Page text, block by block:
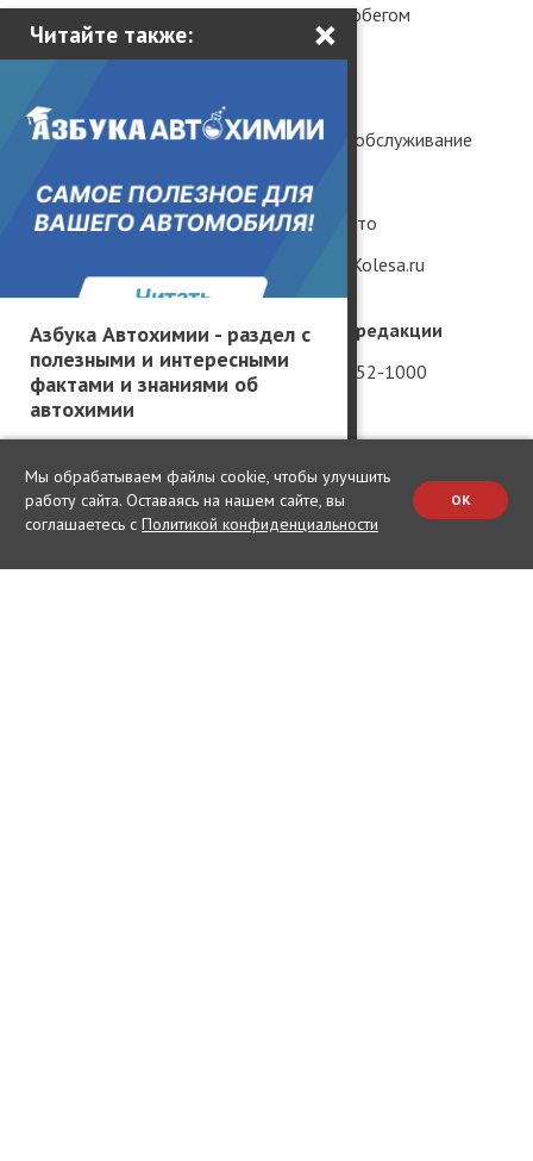
Читайте также: ×
Азбука Автохимии - раздел с
полезными и интересными
фактами и знаниями об
автохимии
Телефон редакции
+7 (981) 952-1000
Новости
Статьи
Практика
Грузовики и автобусы
Популярные вопросы
Авто с пробегом
Тюнинг
Ремонт и обслуживание
Гаджеты
Редкие авто
Рендеры Kolesa.ru
География производителей
Россия
Китай
Германия
Мы обрабатываем файлы cookie, чтобы улучшить
работу сайта. Оставаясь на нашем сайте, вы
соглашаетесь с Политикой конфиденциальности
OK